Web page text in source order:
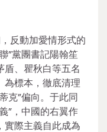
反動加愛情形式的
”黨團書記陽翰笙
、瞿秋白等五名
為標本，徹底清理
克”偏向。于此同
”，中國的右翼作
實際主義自此成為